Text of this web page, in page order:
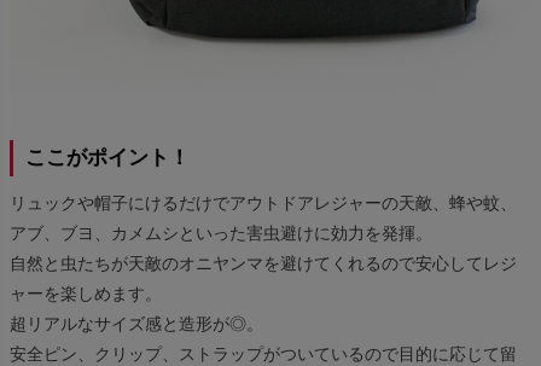
ここがポイント！
リュックや帽子にけるだけでアウトドアレジャーの天敵、蜂や蚊、
アブ、ブヨ、カメムシといった害虫避けに効力を発揮。
自然と虫たちが天敵のオニヤンマを避けてくれるので安心してレジ
ャーを楽しめます。
超リアルなサイズ感と造形が◎。
安全ピン、クリップ、ストラップがついているので目的に応じて留